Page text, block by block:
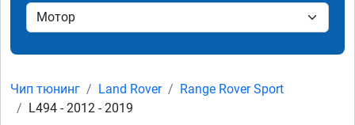
Чип тюнинг Land Rover
Range Rover Sport
L494 - 2012 - 2019